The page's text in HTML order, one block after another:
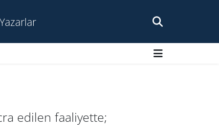
Yazarlar
edi­len fa­ali­yet­te;